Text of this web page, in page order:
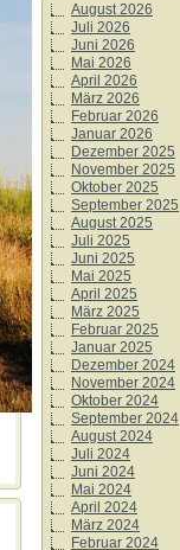
August 2026
Juli 2026
Juni 2026
Mai 2026
April 2026
März 2026
Februar 2026
Januar 2026
Dezember 2025
November 2025
Oktober 2025
September 2025
August 2025
Juli 2025
Juni 2025
Mai 2025
April 2025
März 2025
Februar 2025
Januar 2025
Dezember 2024
November 2024
Oktober 2024
September 2024
August 2024
Juli 2024
Juni 2024
Mai 2024
April 2024
März 2024
Februar 2024